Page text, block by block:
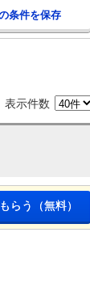
条件を保存
表示件数
らう（無料）